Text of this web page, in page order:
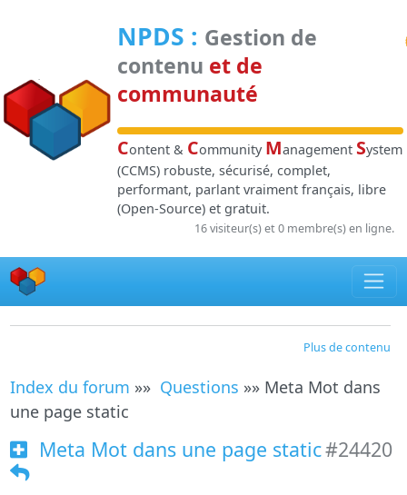
NPDS : Gestion de
contenu et de
communauté
Content & Community Management System
(CCMS) robuste, sécurisé, complet,
performant, parlant vraiment français, libre
(Open-Source) et gratuit.
16 visiteur(s) et 0 membre(s) en ligne.
Plus de contenu
Index du forum »» Questions »» Meta Mot dans
une page static
Meta Mot dans une page static#24420